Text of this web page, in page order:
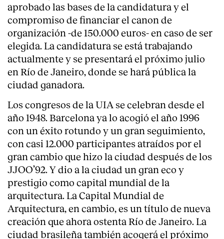
aprobado las bases de la candidatura y el
compromiso de financiar el canon de
organización -de 150.000 euros- en caso de ser
elegida. La candidatura se está trabajando
actualmente y se presentará el próximo julio
en Río de Janeiro, donde se hará pública la
ciudad ganadora.
Los congresos de la UIA se celebran desde el
año 1948. Barcelona ya lo acogió el año 1996
con un éxito rotundo y un gran seguimiento,
con casi 12.000 participantes atraídos por el
gran cambio que hizo la ciudad después de los
JJOO’92. Y dio a la ciudad un gran eco y
prestigio como capital mundial de la
arquitectura. La Capital Mundial de
Arquitectura, en cambio, es un título de nueva
creación que ahora ostenta Río de Janeiro. La
ciudad brasileña también acogerá el próximo